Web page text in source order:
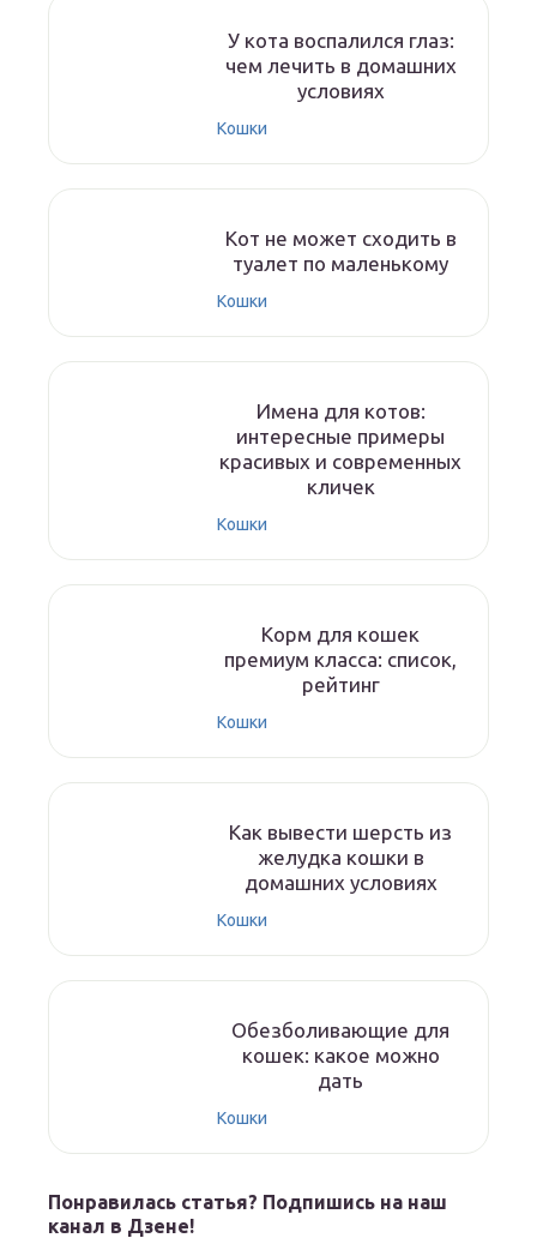
У кота воспалился глаз:
чем лечить в домашних
условиях
Кошки
Кот не может сходить в
туалет по маленькому
Кошки
Имена для котов:
интересные примеры
красивых и современных
кличек
Кошки
Корм для кошек
премиум класса: список,
рейтинг
Кошки
Как вывести шерсть из
желудка кошки в
домашних условиях
Кошки
Обезболивающие для
кошек: какое можно
дать
Кошки
Понравилась статья? Подпишись на наш
канал в Дзене!